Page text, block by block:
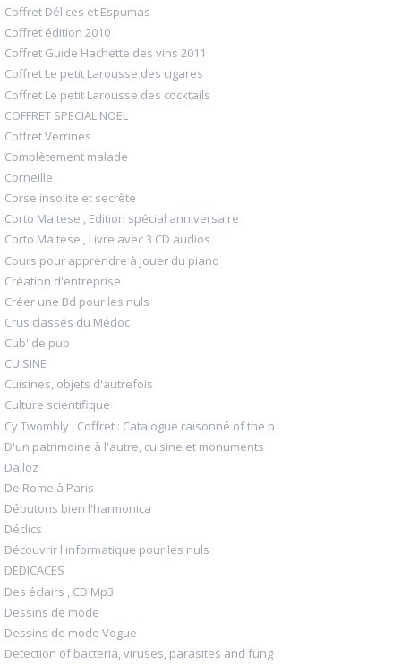
Coffret Délices et Espumas
Coffret édition 2010
Coffret Guide Hachette des vins 2011
Coffret Le petit Larousse des cigares
Coffret Le petit Larousse des cocktails
COFFRET SPECIAL NOEL
Coffret Verrines
Complètement malade
Corneille
Corse insolite et secrète
Corto Maltese , Edition spécial anniversaire
Corto Maltese , Livre avec 3 CD audios
Cours pour apprendre à jouer du piano
Création d'entreprise
Créer une Bd pour les nuls
Crus classés du Médoc
Cub' de pub
CUISINE
Cuisines, objets d'autrefois
Culture scientifique
Cy Twombly , Coffret : Catalogue raisonné of the p
D'un patrimoine à l'autre, cuisine et monuments
Dalloz
De Rome à Paris
Débutons bien l'harmonica
Déclics
Découvrir l'informatique pour les nuls
DEDICACES
Des éclairs , CD Mp3
Dessins de mode
Dessins de mode Vogue
Detection of bacteria, viruses, parasites and fung